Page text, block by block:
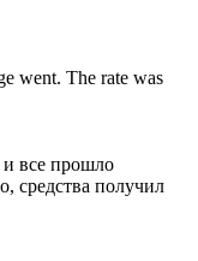
went. The rate was
все прошло
средства получил